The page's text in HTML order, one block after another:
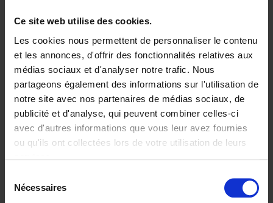
Ce site web utilise des cookies.
Les cookies nous permettent de personnaliser le contenu
et les annonces, d'offrir des fonctionnalités relatives aux
médias sociaux et d'analyser notre trafic. Nous
partageons également des informations sur l'utilisation de
notre site avec nos partenaires de médias sociaux, de
publicité et d'analyse, qui peuvent combiner celles-ci
avec d'autres informations que vous leur avez fournies
ou qu'ils ont collectées lors de votre utilisation de leurs
Nécessaires
Building Bonds = Building
Business
Jochen Roef Jozefien De Feyter
Carolien Boom
Couverture souple
2025 200
€29,99